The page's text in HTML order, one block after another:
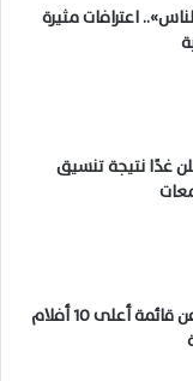
اعترافات مثيرة
غدًا نتيجة تنسيق
«شمشون ودليلة» يغيب عن قائمة أعلى 10 أفلام